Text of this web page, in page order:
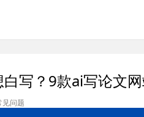
写？9款ai写论文
见问题